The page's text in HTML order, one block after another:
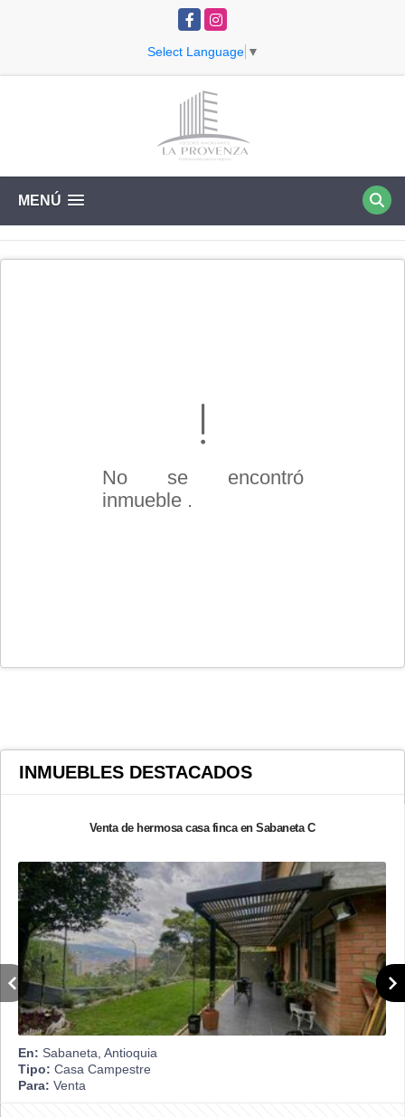
FacebookInstagram
Select Language ▼
MENÚ
No se encontró
inmueble .
INMUEBLES DESTACADOS
Venta de hermosa casa finca en Sabaneta C
En: Sabaneta, Antioquia
Tipo: Casa Campestre
Para: Venta